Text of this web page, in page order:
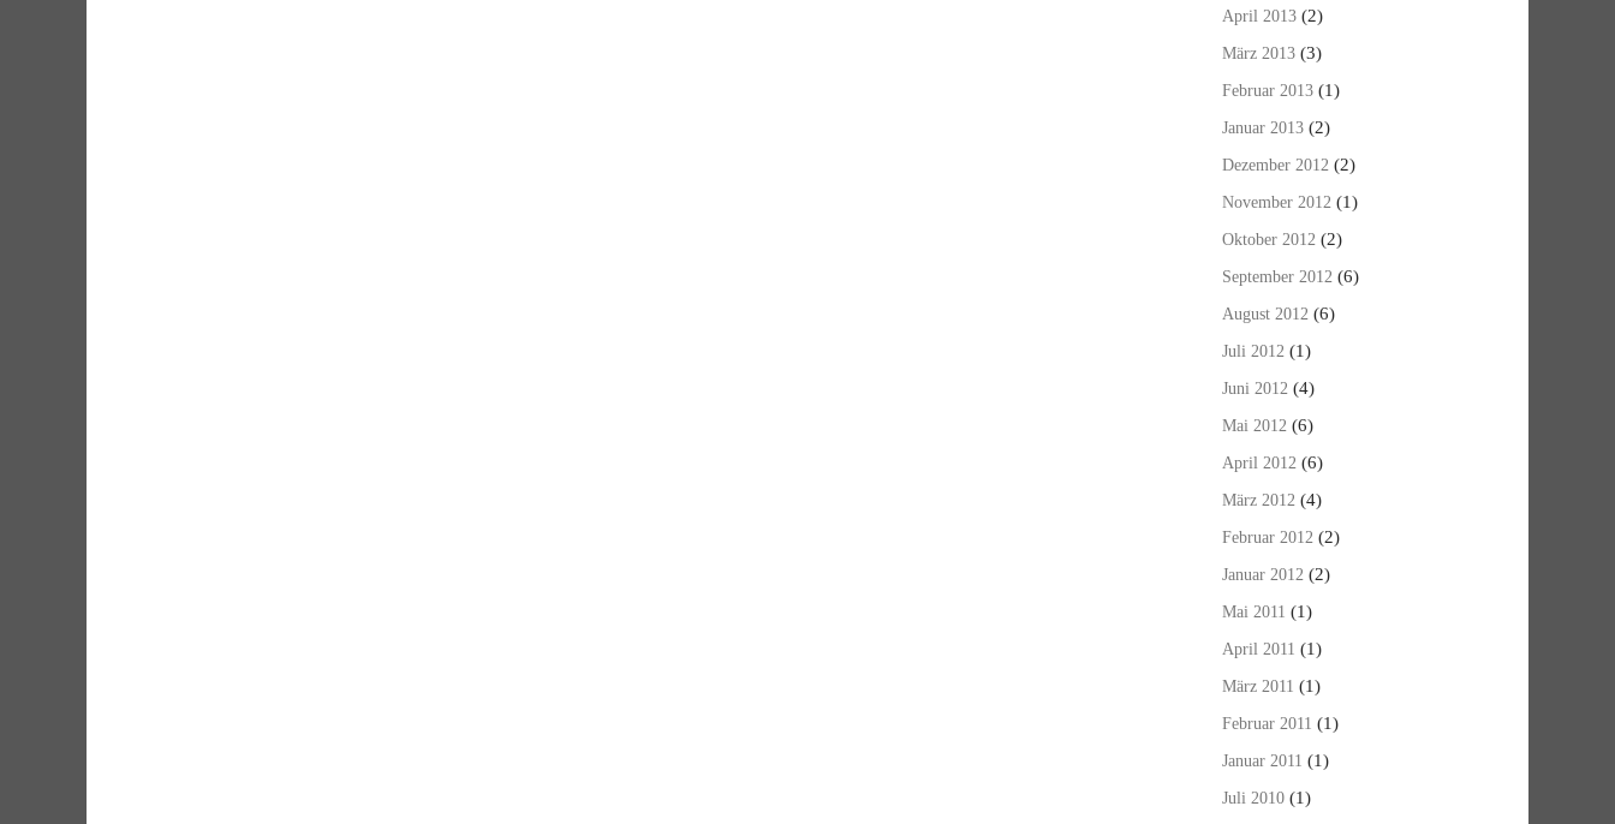
April 2013 (2)
März 2013 (3)
Februar 2013 (1)
Januar 2013 (2)
Dezember 2012 (2)
November 2012 (1)
Oktober 2012 (2)
September 2012 (6)
August 2012 (6)
Juli 2012 (1)
Juni 2012 (4)
Mai 2012 (6)
April 2012 (6)
März 2012 (4)
Februar 2012 (2)
Januar 2012 (2)
Mai 2011 (1)
April 2011 (1)
März 2011 (1)
Februar 2011 (1)
Januar 2011 (1)
Juli 2010 (1)